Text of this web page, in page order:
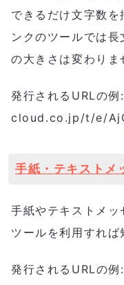
できるだけ文字数を
ンクのツールでは
の大きさは変わりま
発行されるURLの
cloud.co.jp/t/e/
手紙・テキストメ
手紙やテキストメッ
ツールを利用すれば
発行されるURLの